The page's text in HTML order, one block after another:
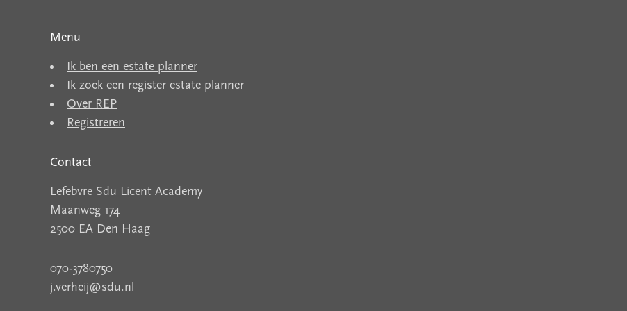
Menu
Ik ben een estate planner
Ik zoek een register estate planner
Over REP
Registreren
Contact
Lefebvre Sdu Licent Academy
Maanweg 174
2500 EA Den Haag
070-3780750
j.verheij@sdu.nl